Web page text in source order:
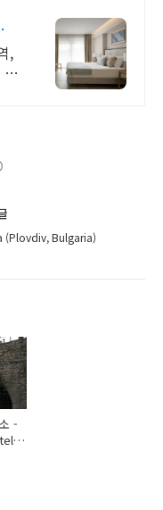
,
(Plovdiv, Bulgaria)
-